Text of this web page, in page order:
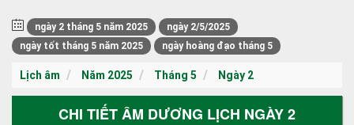
ngày 2 tháng 5 năm 2025
ngày 2/5/2025
ngày tốt tháng 5 năm 2025
ngày hoàng đạo tháng 5
Lịch âm Năm 2025 Tháng 5 Ngày 2
CHI TIẾT ÂM DƯƠNG LỊCH NGÀY 2